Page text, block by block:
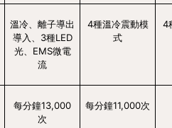
溫冷、離子導出
導入、3種LED
光、EMS微電
流
4種溫冷震動模
式
4
每分鐘13,000
次
每分鐘11,000次